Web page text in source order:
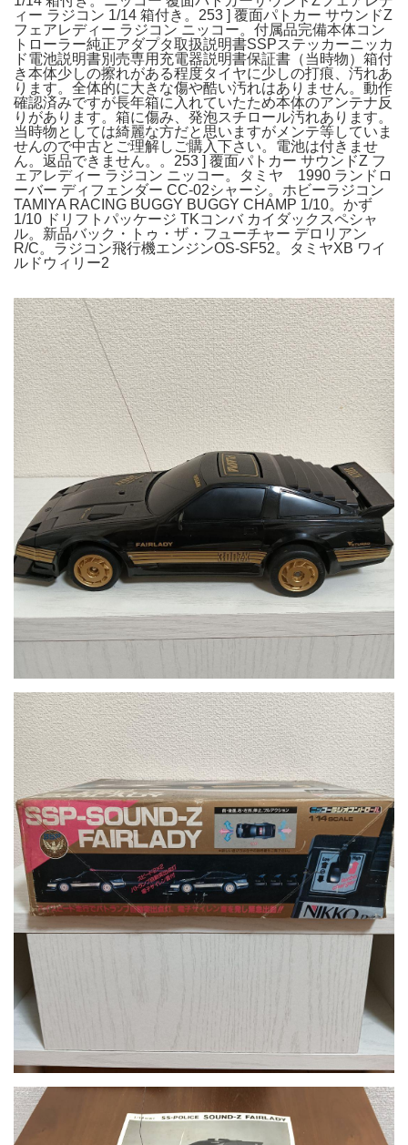
ィー ラジコン 1/14 箱付き。253 ] 覆面パトカー サウンドZ
フェアレディー ラジコン ニッコー。付属品完備本体コン
トローラー純正アダプタ取扱説明書SSPステッカーニッカ
ド電池説明書別売専用充電器説明書保証書（当時物）箱付
き本体少しの擦れがある程度タイヤに少しの打痕、汚れあ
ります。全体的に大きな傷や酷い汚れはありません。動作
確認済みですが長年箱に入れていたため本体のアンテナ反
りがあります。箱に傷み、発泡スチロール汚れあります。
当時物としては綺麗な方だと思いますがメンテ等していま
せんので中古とご理解しご購入下さい。電池は付きませ
ん。返品できません。。253 ] 覆面パトカー サウンドZ フ
ェアレディー ラジコン ニッコー。タミヤ 1990 ランドロ
ーバー ディフェンダー CC-02シャーシ。ホビーラジコン
TAMIYA RACING BUGGY BUGGY CHAMP 1/10。かず
1/10 ドリフトパッケージ TKコンバ カイダックスペシャ
ル。新品バック・トゥ・ザ・フューチャー デロリアン
R/C。ラジコン飛行機エンジンOS-SF52。タミヤXB ワイ
ルドウィリー2